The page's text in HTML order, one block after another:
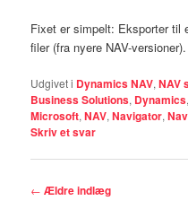
Fixet er simpelt: Eksporter til
filer (fra nyere NAV-versioner).
Udgivet i Dynamics NAV,NAV
Business Solutions, Dynamics,
Microsoft,NAV,Navigator,
Skriv et svar
Indlægsnavigation
← Ældre indlæg